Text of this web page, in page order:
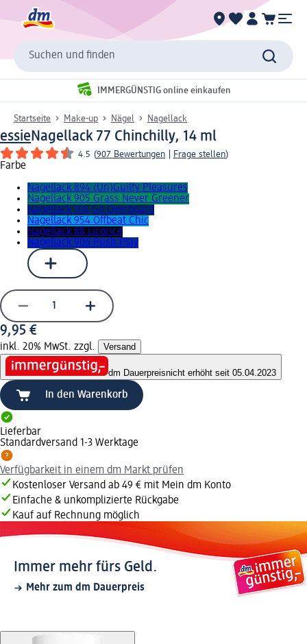
Suchen und finden
IMMERGÜNSTIG online einkaufen
Startseite Make-up Nägel Nagellack
essieNagellack 77 Chinchilly, 14 ml
4.5 (907 Bewertungen Frage stellen)
Farbe
Nagellack 894 (Un)Guilty Pleasures
Nagellack 905 Grass Never Greener
Nagellack 106 Go Overboard
Nagellack 954 Offbeat Chic
Nagellack 88 Licorice
Nagellack 906 Push Play
9,95 €
inkl. 20% MwSt. zzgl. Versand
dm Dauerpreisnicht erhöht seit 05.04.2023
In den Warenkorb
Lieferbar
Standardversand 1-3 Werktage
Verfügbarkeit in einem dm Markt prüfen
Kostenloser Versand ab 49 € mit Mein dm Konto
Einfache & unkomplizierte Rückgabe
Kauf auf Rechnung möglich
Immer mehr fürs Geld.
Mehr zum dm Dauerpreis